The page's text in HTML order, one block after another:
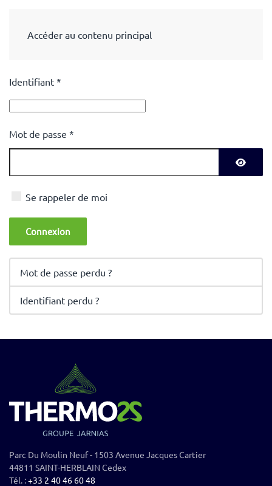
Accéder au contenu principal
Identifiant *
Mot de passe *
Se rappeler de moi
Connexion
Mot de passe perdu ?
Identifiant perdu ?
Parc Du Moulin Neuf - 1503 Avenue Jacques Cartier
44811 SAINT-HERBLAIN Cedex
Tél. :+33 2 40 46 60 48